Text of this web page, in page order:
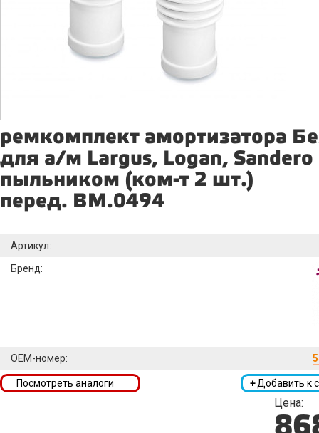
ремкомплект амортизатора
для а/м Largus, Logan, Sandero
пыльником (ком-т 2 шт.)
перед. BM.0494
Артикул:
Бренд:
OEM-номер:
+Добавить к
Посмотреть аналоги
Цена: